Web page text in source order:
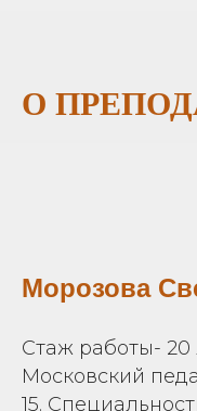
О
Морозова
Стаж работы- 20
Московский
15.